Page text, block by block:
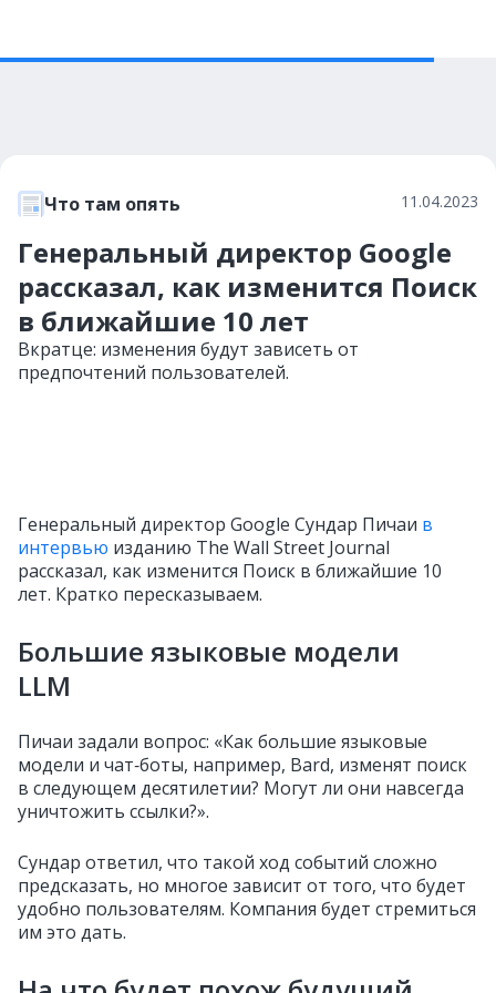
Что там опять 11.04.2023
Генеральный директор Google
рассказал, как изменится Поиск
в ближайшие 10 лет
Вкратце: изменения будут зависеть от
предпочтений пользователей.
Генеральный директор Google Сундар Пичаи в
интервью изданию The Wall Street Journal
рассказал, как изменится Поиск в ближайшие 10
лет. Кратко пересказываем.
Большие языковые модели
LLM
Пичаи задали вопрос: «Как большие языковые
модели и чат‑боты, например, Bard, изменят поиск
в следующем десятилетии? Могут ли они навсегда
уничтожить ссылки?».
Сундар ответил, что такой ход событий сложно
предсказать, но многое зависит от того, что будет
удобно пользователям. Компания будет стремиться
им это дать.